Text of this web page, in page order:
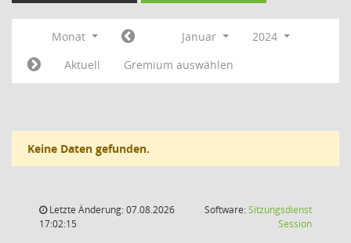
Monat Januar
2024
Aktuell
Gremium auswählen
Keine Daten gefunden.
Letzte Änderung: 07.08.2026
17:02:15
Software:Sitzungsdienst
Session(Wird in